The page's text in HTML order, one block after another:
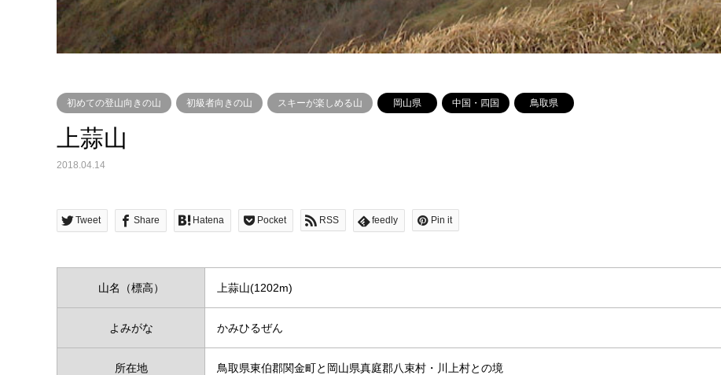
初めての登山向きの山 初級者向きの山 スキーが楽しめる山 岡山県 中国・四国 鳥取県
上蒜山
2018.04.14
Tweet Share Hatena Pocket RSS feedly Pin it
山名（標高） 上蒜山(1202m)
よみがな かみひるぜん
所在地 鳥取県東伯郡関金町と岡山県真庭郡八束村・川上村との境